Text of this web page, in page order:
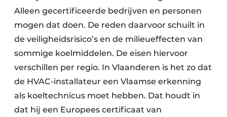
Alleen gecertificeerde bedrijven en personen
mogen dat doen. De reden daarvoor schuilt in
de veiligheidsrisico’s en de milieueffecten van
sommige koelmiddelen. De eisen hiervoor
verschillen per regio. In Vlaanderen is het zo dat
de HVAC-installateur een Vlaamse erkenning
als koeltechnicus moet hebben. Dat houdt in
dat hij een Europees certificaat van